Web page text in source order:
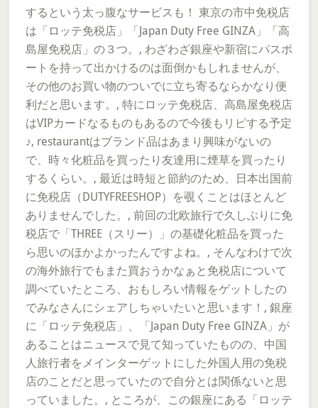
するという太っ腹なサービスも！ 東京の市中免税店
は「ロッテ免税店」「Japan Duty Free GINZA」「高
島屋免税店」の３つ。, わざわざ銀座や新宿にパスポ
ートを持って出かけるのは面倒かもしれませんが、
その他のお買い物のついでに立ち寄るならかなり便
利だと思います。, 特にロッテ免税店、高島屋免税店
はVIPカードなるものもあるので今後もリピする予定
♪, restaurantはブランド品はあまり興味がないの
で、時々化粧品を買ったり友達用に煙草を買ったり
するくらい。, 最近は時短と節約のため、日本出国前
に免税店（DUTYFREESHOP）を覗くことはほとんど
ありませんでした。, 前回の北欧旅行で久しぶりに免
税店で「THREE（スリー）」の基礎化粧品を買った
ら思いのほかよかったんですよね。, そんなわけで次
の海外旅行でもまた買おうかなぁと免税店について
調べていたところ、おもしろい情報をゲットしたの
でみなさんにシェアしちゃいたいと思います！, 銀座
に「ロッテ免税店」、「Japan Duty Free GINZA」が
あることはニュースで見て知っていたものの、中国
人旅行者をメインターゲットにした外国人用の免税
店のことだと思っていたので自分とは関係ないと思
っていました。, ところが、この銀座にある「ロッテ